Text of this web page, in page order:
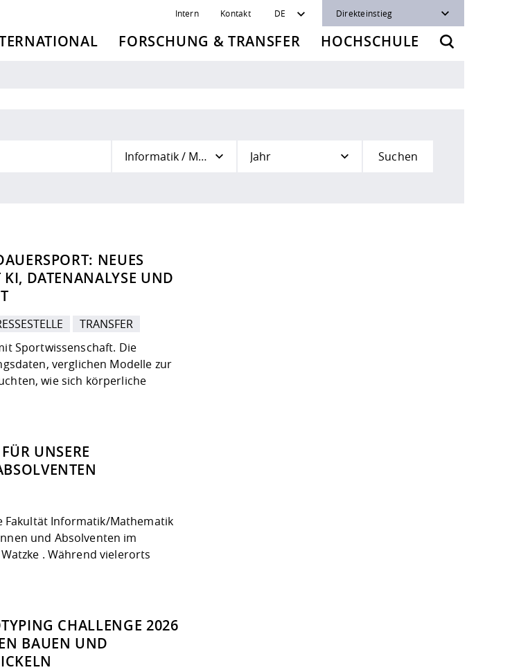
Intern Kontakt DE Direkteinstieg
FORSCHUNG & TRANSFER HOCHSCHULE
Informatik / Mathematik Jahr Suchen
NEUES
DATENANALYSE UND
TRANSFER
Sportwissenschaft. Die
verglichen Modelle zur
wie sich körperliche
UNSERE
Fakultät Informatik/Mathematik
und Absolventen im
. Während vielerorts
CHALLENGE 2026
BAUEN UND